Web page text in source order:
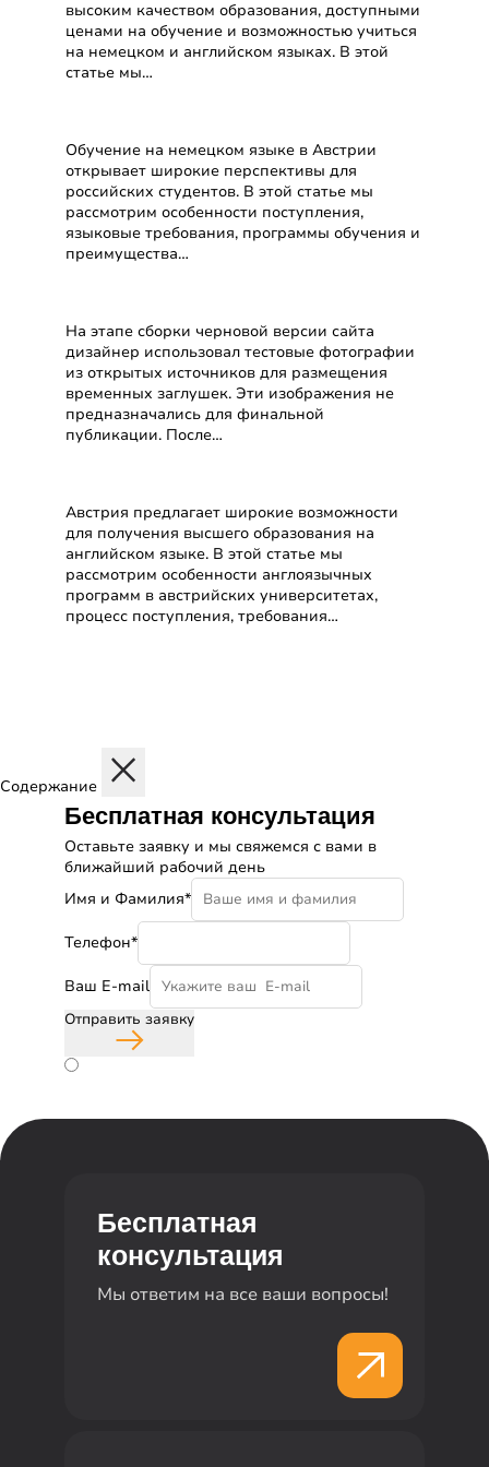
высоким качеством образования, доступными
ценами на обучение и возможностью учиться
на немецком и английском языках. В этой
статье мы…
Обучение на немецком языке в Австрии
открывает широкие перспективы для
российских студентов. В этой статье мы
рассмотрим особенности поступления,
языковые требования, программы обучения и
преимущества…
На этапе сборки черновой версии сайта
дизайнер использовал тестовые фотографии
из открытых источников для размещения
временных заглушек. Эти изображения не
предназначались для финальной
публикации. После…
Австрия предлагает широкие возможности
для получения высшего образования на
английском языке. В этой статье мы
рассмотрим особенности англоязычных
программ в австрийских университетах,
процесс поступления, требования…
Содержание
Бесплатная консультация
Оставьте заявку и мы свяжемся с вами в
ближайший рабочий день
Имя и Фамилия*
Телефон*
Ваш E-mail
Отправить заявку
Бесплатная
консультация
Мы ответим на все ваши вопросы!